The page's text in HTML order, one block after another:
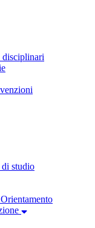
disciplinari
studio